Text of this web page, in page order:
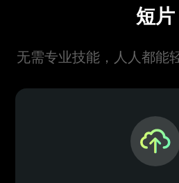
短片
无需专业技能，人人都能